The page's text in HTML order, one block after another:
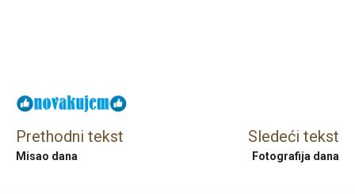
Prethodni tekst
Misao dana
Sledeći tekst
Fotografija dana